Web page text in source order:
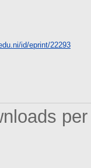
id/eprint/22293